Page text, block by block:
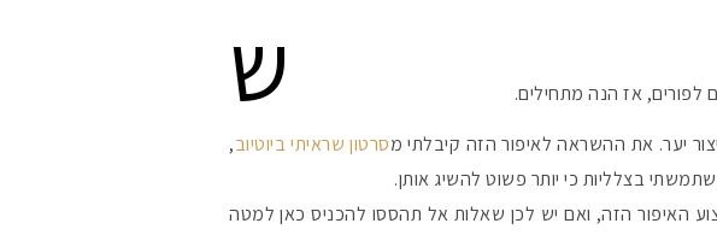
ש
לפורים, אז הנה מתחילים.
יער. את ההשראה לאיפור הזה קיבלתי מסרטון שראיתי ביוטיוב,
בצלליות כי יותר פשוט להשיג אותן.
האיפור הזה, ואם יש לכן שאלות אל תהססו להכניס כאן למטה